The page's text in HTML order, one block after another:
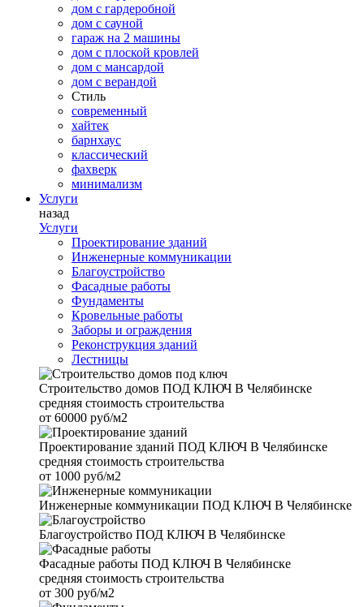
дом с гардеробной
дом с сауной
гараж на 2 машины
дом с плоской кровлей
дом с мансардой
дом с верандой
Стиль
современный
хайтек
барнхаус
классический
фахверк
минимализм
Услуги
назад
Услуги
Проектирование зданий
Инженерные коммуникации
Благоустройство
Фасадные работы
Фундаменты
Кровельные работы
Заборы и ограждения
Реконструкция зданий
Лестницы
Строительство домов ПОД КЛЮЧ В Челябинске
средняя стоимость строительства
от 60000 руб/м2
Проектирование зданий ПОД КЛЮЧ В Челябинске
средняя стоимость строительства
от 1000 руб/м2
Инженерные коммуникации ПОД КЛЮЧ В Челябинске
Благоустройство ПОД КЛЮЧ В Челябинске
Фасадные работы ПОД КЛЮЧ В Челябинске
средняя стоимость строительства
от 300 руб/м2